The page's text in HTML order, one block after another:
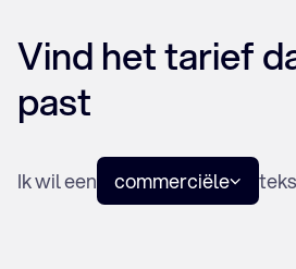
Vind het tarief
past
Ik wil een commerciële